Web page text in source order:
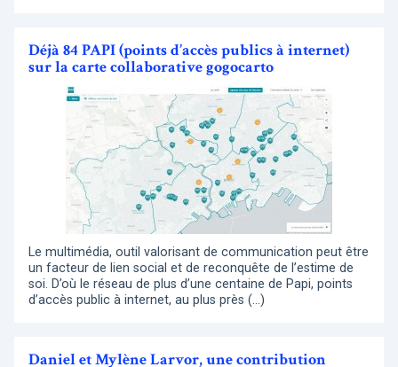
Déjà 84 PAPI (points d’accès publics à internet)
sur la carte collaborative gogocarto
Le multimédia, outil valorisant de communication peut être
un facteur de lien social et de reconquête de l’estime de
soi. D’où le réseau de plus d’une centaine de Papi, points
d’accès public à internet, au plus près (…)
Daniel et Mylène Larvor, une contribution